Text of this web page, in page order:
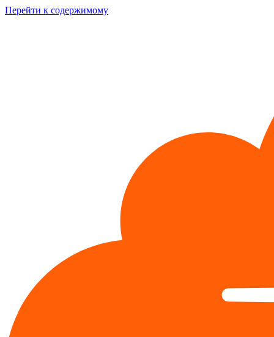
Перейти к содержимому